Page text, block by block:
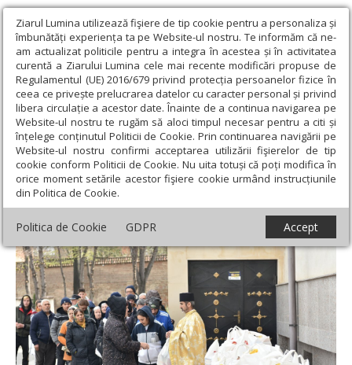
Ziarul Lumina utilizează fişiere de tip cookie pentru a personaliza și
îmbunătăți experiența ta pe Website-ul nostru. Te informăm că ne-
am actualizat politicile pentru a integra în acestea și în activitatea
curentă a Ziarului Lumina cele mai recente modificări propuse de
Regulamentul (UE) 2016/679 privind protecția persoanelor fizice în
ceea ce privește prelucrarea datelor cu caracter personal și privind
libera circulație a acestor date. Înainte de a continua navigarea pe
Website-ul nostru te rugăm să aloci timpul necesar pentru a citi și
înțelege conținutul Politicii de Cookie. Prin continuarea navigării pe
Website-ul nostru confirmi acceptarea utilizării fişierelor de tip
cookie conform Politicii de Cookie. Nu uita totuși că poți modifica în
orice moment setările acestor fişiere cookie urmând instrucțiunile
din Politica de Cookie.
Politica de Cookie GDPR Accept
Ziarul Lumina › Actualitate religioasă › Știri › Daruri pentru
credincioșii romi de la Parohia Mărcuța din București
Daruri pentru credincioșii romi de la
Parohia Mărcuța din București